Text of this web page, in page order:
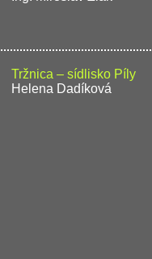
Tržnica – sídlisko Píly
Helena Dadíková